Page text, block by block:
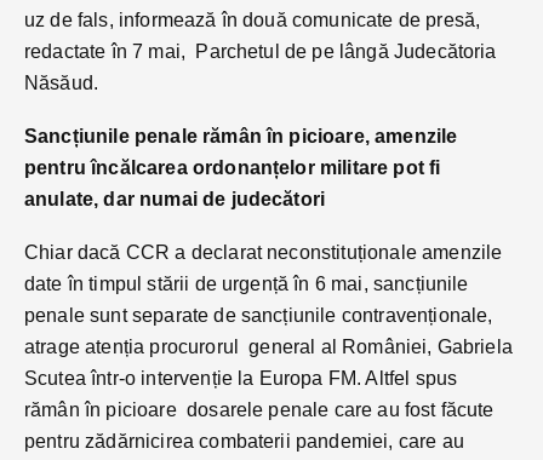
uz de fals, informează în două comunicate de presă,
redactate în 7 mai, Parchetul de pe lângă Judecătoria
Năsăud.
Sancțiunile penale rămân în picioare, amenzile
pentru încălcarea ordonanțelor militare pot fi
anulate, dar numai de judecători
Chiar dacă CCR a declarat neconstituționale amenzile
date în timpul stării de urgență în 6 mai, sancțiunile
penale sunt separate de sancțiunile contravenționale,
atrage atenția procurorul general al României, Gabriela
Scutea într-o intervenție la Europa FM. Altfel spus
rămân în picioare dosarele penale care au fost făcute
pentru zădărnicirea combaterii pandemiei, care au